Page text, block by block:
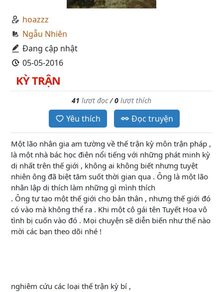
hoazzz
Ngẫu Nhiên
Đang cập nhật
05-05-2016
KỲ TRẬN
41 lượt đọc/0 lượt thích
Yêu thích Đọc truyện
Một lão nhân gia am tường về thế trận kỳ môn trận pháp ,
là một nhà bác học điên nổi tiếng với những phát minh kỳ
dị nhất trên thế giới , không ai không biết nhưng tuyệt
nhiên ông đã biệt tăm suốt thời gian qua . Ông là một lão
nhân lập dị thích làm những gì mình thích
. Ông tự tạo một thế giới cho bản thân , nhưng thế giới đó
có vào mà không thể ra . Khi một cô gái tên Tuyết Hoa vô
tình bị cuốn vào đó . Mọi chuyện sẽ diễn biến như thế nào
mời các bạn theo dõi nhé !
nghiêm cứu các loại thế trận kỳ bí ,